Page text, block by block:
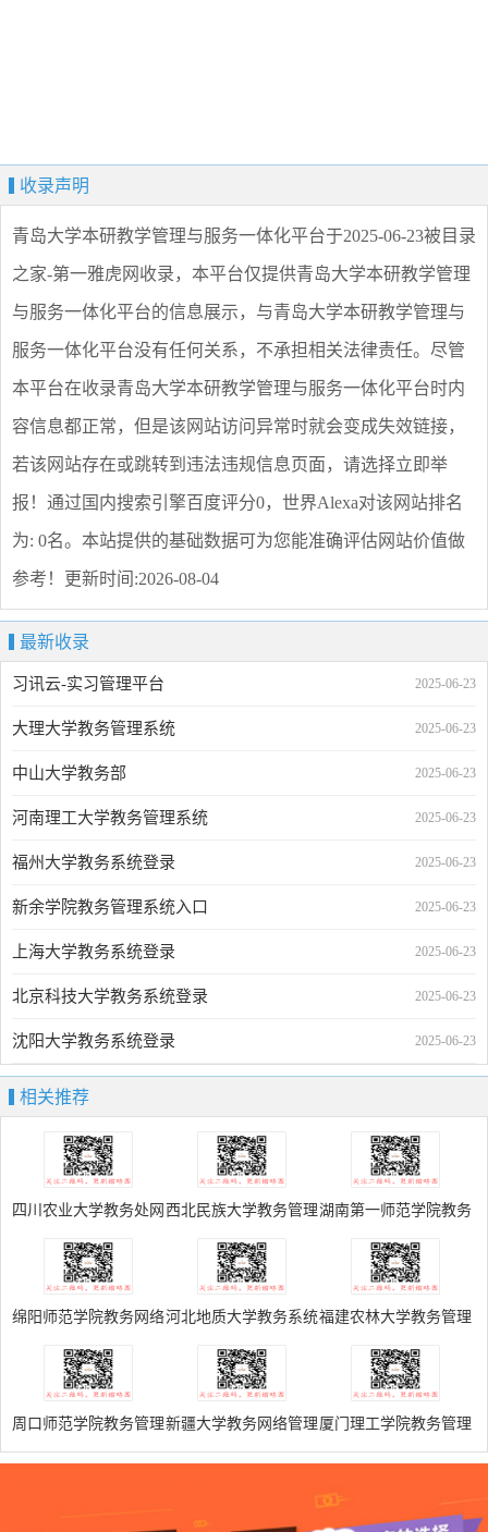
收录声明
青岛大学本研教学管理与服务一体化平台于2025-06-23被目录
之家-第一雅虎网收录，本平台仅提供青岛大学本研教学管理
与服务一体化平台的信息展示，与青岛大学本研教学管理与
服务一体化平台没有任何关系，不承担相关法律责任。尽管
本平台在收录青岛大学本研教学管理与服务一体化平台时内
容信息都正常，但是该网站访问异常时就会变成失效链接，
若该网站存在或跳转到违法违规信息页面，请选择立即举
报 ！通过国内搜索引擎百度评分0，世界Alexa对该网站排名
为: 0名。本站提供的基础数据可为您能准确评估网站价值做
参考！ 更新时间:2026-08-04
最新收录
2025-06-23
习讯云-实习管理平台
2025-06-23
大理大学教务管理系统
2025-06-23
中山大学教务部
2025-06-23
河南理工大学教务管理系统
2025-06-23
福州大学教务系统登录
2025-06-23
新余学院教务管理系统入口
2025-06-23
上海大学教务系统登录
2025-06-23
北京科技大学教务系统登录
2025-06-23
沈阳大学教务系统登录
相关推荐
四川农业大学教务处网 西北民族大学教务管理
系统
湖南第一师范学院教务
管理系统
绵阳师范学院教务网络
管理系统
河北地质大学教务系统
登录
福建农林大学教务管理
系统
周口师范学院教务管理新疆大学教务网络管理 厦门理工学院教务管理